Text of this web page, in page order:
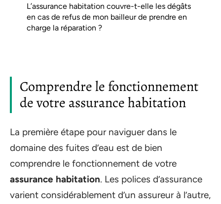
L’assurance habitation couvre-t-elle les dégâts
en cas de refus de mon bailleur de prendre en
charge la réparation ?
Comprendre le fonctionnement
de votre assurance habitation
La première étape pour naviguer dans le
domaine des fuites d’eau est de bien
comprendre le fonctionnement de votre
assurance habitation. Les polices d’assurance
varient considérablement d’un assureur à l’autre,